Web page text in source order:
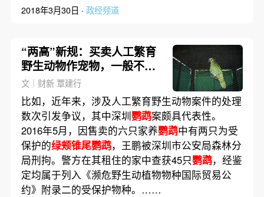
2018年3月30日 · 政经频道
“两高”新规：买卖人工繁育
野生动物作宠物，一般不入
罪
文｜财新 覃建行
比如，近年来，涉及人工繁育野生动物案件的处理
数次引发争议，其中深圳鹦鹉案颇具代表性。
2016年5月，因售卖的六只家养鹦鹉中有两只为受
保护的绿颊锥尾鹦鹉，王鹏被深圳市公安局森林分
局刑拘。警方在其租住的家中查获45只鹦鹉，经鉴
定均属于列入《濒危野生动植物物种国际贸易公
约》附录二的受保护物种。……